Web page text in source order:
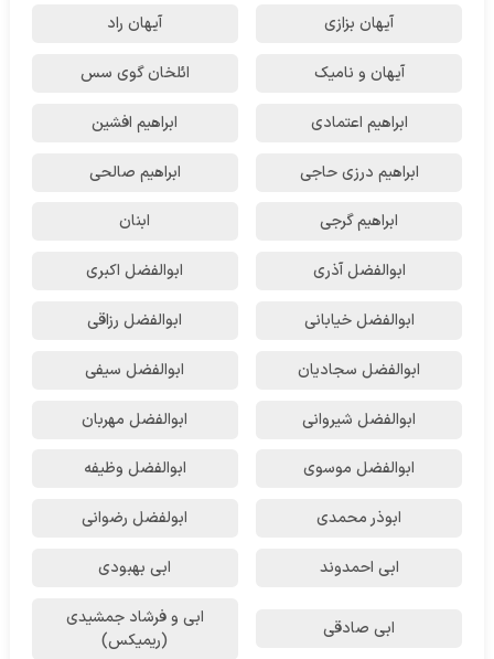
آیهان بزازی آیهان راد
آیهان و نامیک ائلخان گوی سس
ابراهیم اعتمادی ابراهیم افشین
ابراهیم درزی حاجی ابراهیم صالحی
ابراهیم گرجی ابنان
ابوالفضل آذری ابوالفضل اکبری
ابوالفضل خیابانی ابوالفضل رزاقی
ابوالفضل سجادیان ابوالفضل سیفی
ابوالفضل شیروانی ابوالفضل مهربان
ابوالفضل موسوی ابوالفضل وظیفه
ابوذر محمدی ابولفضل رضوانی
ابی احمدوند ابی بهبودی
ابی صادقی
ابی و فرشاد جمشیدی
(ریمیکس)